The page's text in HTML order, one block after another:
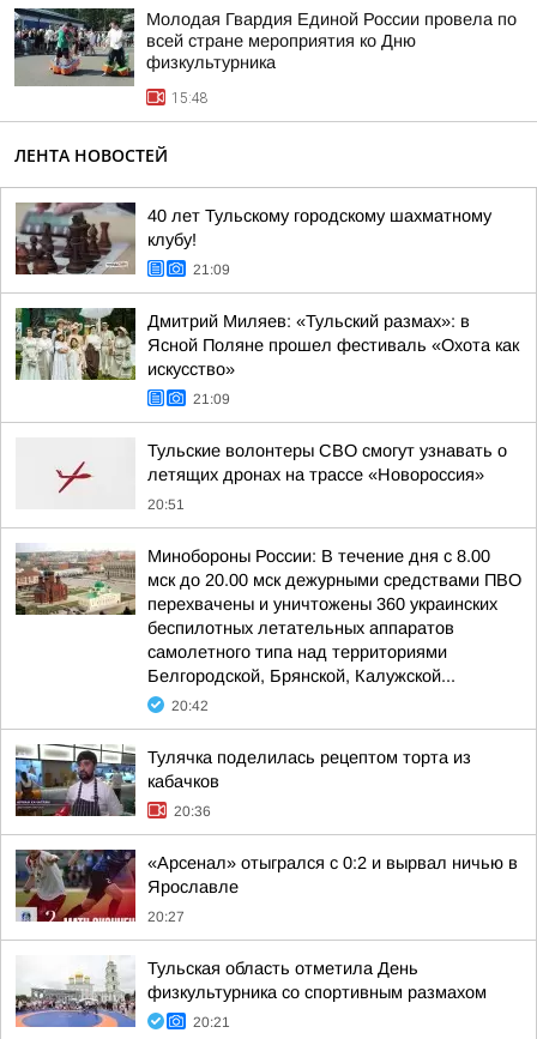
Молодая Гвардия Единой России провела по
всей стране мероприятия ко Дню
физкультурника
15:48
ЛЕНТА НОВОСТЕЙ
40 лет Тульскому городскому шахматному
клубу!
21:09
Дмитрий Миляев: «Тульский размах»: в
Ясной Поляне прошел фестиваль «Охота как
искусство»
21:09
Тульские волонтеры СВО смогут узнавать о
летящих дронах на трассе «Новороссия»
20:51
Минобороны России: В течение дня с 8.00
мск до 20.00 мск дежурными средствами ПВО
перехвачены и уничтожены 360 украинских
беспилотных летательных аппаратов
самолетного типа над территориями
Белгородской, Брянской, Калужской...
20:42
Тулячка поделилась рецептом торта из
кабачков
20:36
«Арсенал» отыгрался с 0:2 и вырвал ничью в
Ярославле
20:27
Тульская область отметила День
физкультурника со спортивным размахом
20:21